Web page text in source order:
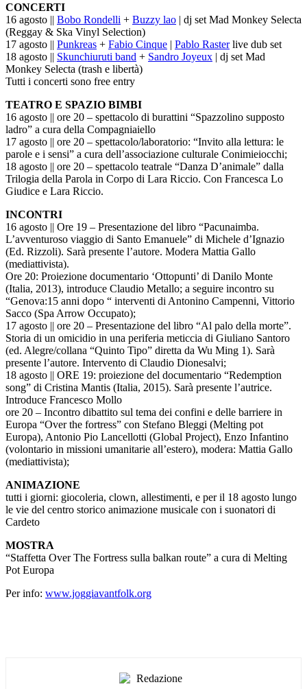
CONCERTI
16 agosto || Bobo Rondelli + Buzzy lao | dj set Mad Monkey Selecta
(Reggay & Ska Vinyl Selection)
17 agosto || Punkreas + Fabio Cinque | Pablo Rasterlive dub set
18 agosto || Skunchiuruti band + Sandro Joyeux | dj set Mad
Monkey Selecta (trash e libertà)
Tutti i concerti sono free entry
TEATRO E SPAZIO BIMBI
16 agosto || ore 20 – spettacolo di burattini “Spazzolino supposto
ladro” a cura della Compagniaiello
17 agosto || ore 20 – spettacolo/laboratorio: “Invito alla lettura: le
parole e i sensi” a cura dell’associazione culturale Conimieiocchi;
18 agosto || ore 20 – spettacolo teatrale “Danza D’animale” dalla
Trilogia della Parola in Corpo di Lara Riccio. Con Francesca Lo
Giudice e Lara Riccio.
INCONTRI
16 agosto || Ore 19 – Presentazione del libro “Pacunaimba.
L’avventuroso viaggio di Santo Emanuele” di Michele d’Ignazio
(Ed. Rizzoli). Sarà presente l’autore. Modera Mattia Gallo
(mediattivista).
Ore 20: Proiezione documentario ‘Ottopunti’ di Danilo Monte
(Italia, 2013), introduce Claudio Metallo; a seguire incontro su
“Genova:15 anni dopo “ interventi di Antonino Campenni, Vittorio
Sacco (Spa Arrow Occupato);
17 agosto || ore 20 – Presentazione del libro “Al palo della morte”.
Storia di un omicidio in una periferia meticcia di Giuliano Santoro
(ed. Alegre/collana “Quinto Tipo” diretta da Wu Ming 1). Sarà
presente l’autore. Intervento di Claudio Dionesalvi;
18 agosto || ORE 19: proiezione del documentario “Redemption
song” di Cristina Mantis (Italia, 2015). Sarà presente l’autrice.
Introduce Francesco Mollo
ore 20 – Incontro dibattito sul tema dei confini e delle barriere in
Europa “Over the fortress” con Stefano Bleggi (Melting pot
Europa), Antonio Pio Lancellotti (Global Project), Enzo Infantino
(volontario in missioni umanitarie all’estero), modera: Mattia Gallo
(mediattivista);
ANIMAZIONE
tutti i giorni: giocoleria, clown, allestimenti, e per il 18 agosto lungo
le vie del centro storico animazione musicale con i suonatori di
Cardeto
MOSTRA
“Staffetta Over The Fortress sulla balkan route” a cura di Melting
Pot Europa
Per info: www.joggiavantfolk.org